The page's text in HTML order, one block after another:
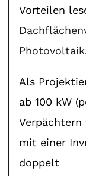
Vorteilen
Photovoltaik
Als
ab 100 kW
Verpächtern
mit einer
doppelt